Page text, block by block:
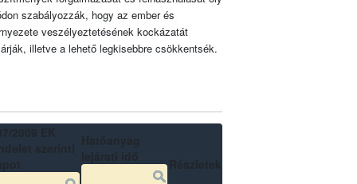
szabályozzák, hogy az ember és
veszélyeztetésének kockázatát
illetve a lehető legkisebbre csökkentsék.